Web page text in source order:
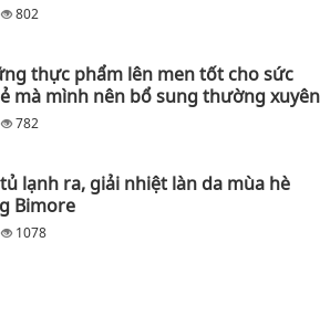
802
thực phẩm lên men tốt cho sức
mà mình nên bổ sung thường xuyên
782
lạnh ra, giải nhiệt làn da mùa hè
Bimore
1078